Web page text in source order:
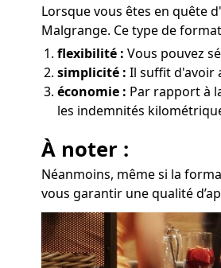
Lorsque vous êtes en quête
Malgrange. Ce type de
flexibilité : Vous pouvez
simplicité : Il suffit d'avoir
économie : Par rapport à
les indemnités
À noter :
Néanmoins, même si la
vous garantir une qualité